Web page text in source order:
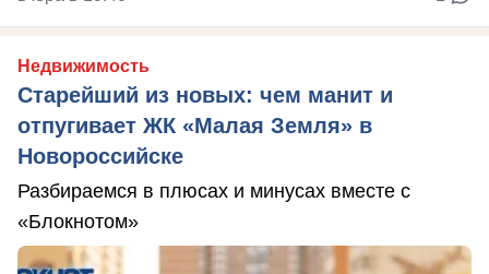
Недвижимость
Старейший из новых: чем манит и
отпугивает ЖК «Малая Земля» в
Новороссийске
Разбираемся в плюсах и минусах вместе с
«Блокнотом»